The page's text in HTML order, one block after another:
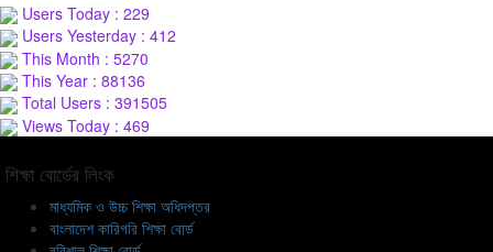
Users Today : 229
Users Yesterday : 412
This Month : 5270
This Year : 88136
Total Users : 391505
Views Today : 469
শিক্ষা বোর্ডের লিংক
মাধ্যমিক ও উচ্চ শিক্ষা অধিদপ্তর
বাংলাদেশ কারিগরি শিক্ষা বোর্ড